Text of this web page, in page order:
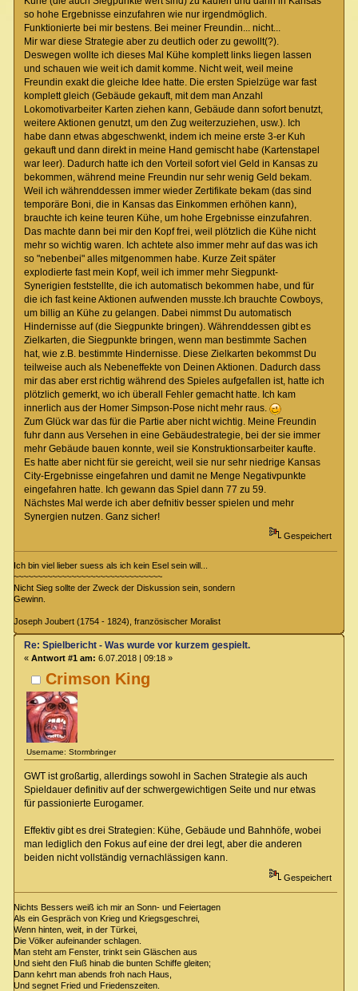
so hohe Ergebnisse einzufahren wie nur irgendmöglich.
Funktionierte bei mir bestens. Bei meiner Freundin... nicht...
Mir war diese Strategie aber zu deutlich oder zu gewollt(?).
Deswegen wollte ich dieses Mal Kühe komplett links liegen lassen
und schauen wie weit ich damit komme. Nicht weit, weil meine
Freundin exakt die gleiche Idee hatte. Die ersten Spielzüge war fast
komplett gleich (Gebäude gekauft, mit dem man Anzahl
Lokomotivarbeiter Karten ziehen kann, Gebäude dann sofort benutzt,
weitere Aktionen genutzt, um den Zug weiterzuziehen, usw.). Ich
habe dann etwas abgeschwenkt, indem ich meine erste 3-er Kuh
gekauft und dann direkt in meine Hand gemischt habe (Kartenstapel
war leer). Dadurch hatte ich den Vorteil sofort viel Geld in Kansas zu
bekommen, während meine Freundin nur sehr wenig Geld bekam.
Weil ich währenddessen immer wieder Zertifikate bekam (das sind
temporäre Boni, die in Kansas das Einkommen erhöhen kann),
brauchte ich keine teuren Kühe, um hohe Ergebnisse einzufahren.
Das machte dann bei mir den Kopf frei, weil plötzlich die Kühe nicht
mehr so wichtig waren. Ich achtete also immer mehr auf das was ich
so "nebenbei" alles mitgenommen habe. Kurze Zeit später
explodierte fast mein Kopf, weil ich immer mehr Siegpunkt-
Synerigien feststellte, die ich automatisch bekommen habe, und für
die ich fast keine Aktionen aufwenden musste.Ich brauchte Cowboys,
um billig an Kühe zu gelangen. Dabei nimmst Du automatisch
Hindernisse auf (die Siegpunkte bringen). Währenddessen gibt es
Zielkarten, die Siegpunkte bringen, wenn man bestimmte Sachen
hat, wie z.B. bestimmte Hindernisse. Diese Zielkarten bekommst Du
teilweise auch als Nebeneffekte von Deinen Aktionen. Dadurch dass
mir das aber erst richtig während des Spieles aufgefallen ist, hatte ich
plötzlich gemerkt, wo ich überall Fehler gemacht hatte. Ich kam
innerlich aus der Homer Simpson-Pose nicht mehr raus.
Zum Glück war das für die Partie aber nicht wichtig. Meine Freundin
fuhr dann aus Versehen in eine Gebäudestrategie, bei der sie immer
mehr Gebäude bauen konnte, weil sie Konstruktionsarbeiter kaufte.
Es hatte aber nicht für sie gereicht, weil sie nur sehr niedrige Kansas
City-Ergebnisse eingefahren und damit ne Menge Negativpunkte
eingefahren hatte. Ich gewann das Spiel dann 77 zu 59.
Nächstes Mal werde ich aber defnitiv besser spielen und mehr
Synergien nutzen. Ganz sicher!
Gespeichert
Ich bin viel lieber suess als ich kein Esel sein will...
~~~~~~~~~~~~~~~~~~~~~~~~~~~~~~~
Nicht Sieg sollte der Zweck der Diskussion sein, sondern
Gewinn.
Joseph Joubert (1754 - 1824), französischer Moralist
Crimson King
Username: Stormbringer
Re: Spielbericht - Was wurde vor kurzem gespielt.
« Antwort #1 am: 6.07.2018 | 09:18 »
GWT ist großartig, allerdings sowohl in Sachen Strategie als auch
Spieldauer definitiv auf der schwergewichtigen Seite und nur etwas
für passionierte Eurogamer.
Effektiv gibt es drei Strategien: Kühe, Gebäude und Bahnhöfe, wobei
man lediglich den Fokus auf eine der drei legt, aber die anderen
beiden nicht vollständig vernachlässigen kann.
Gespeichert
Nichts Bessers weiß ich mir an Sonn- und Feiertagen
Als ein Gespräch von Krieg und Kriegsgeschrei,
Wenn hinten, weit, in der Türkei,
Die Völker aufeinander schlagen.
Man steht am Fenster, trinkt sein Gläschen aus
Und sieht den Fluß hinab die bunten Schiffe gleiten;
Dann kehrt man abends froh nach Haus,
Und segnet Fried und Friedenszeiten.